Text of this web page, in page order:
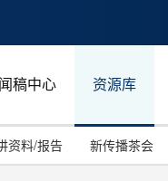
稿中心 资源库
资料/报告 新传播茶会